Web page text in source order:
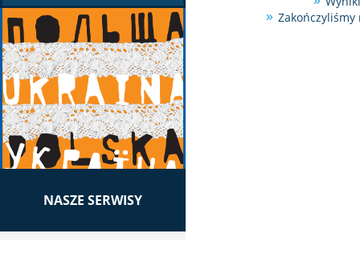
NASZE SERWISY